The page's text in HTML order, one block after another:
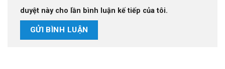
duyệt này cho lần bình luận kế tiếp của tôi.